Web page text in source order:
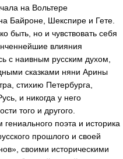
на Вольтере
Байроне, Шекспире и Гете.
быть, но и чувствовать себя
влияния
с наивным русским духом,
сказками няни Арины
стихию Петербурга,
и никогда у него
того и другого.
поэта и историка
прошлого и своей
своими историческими